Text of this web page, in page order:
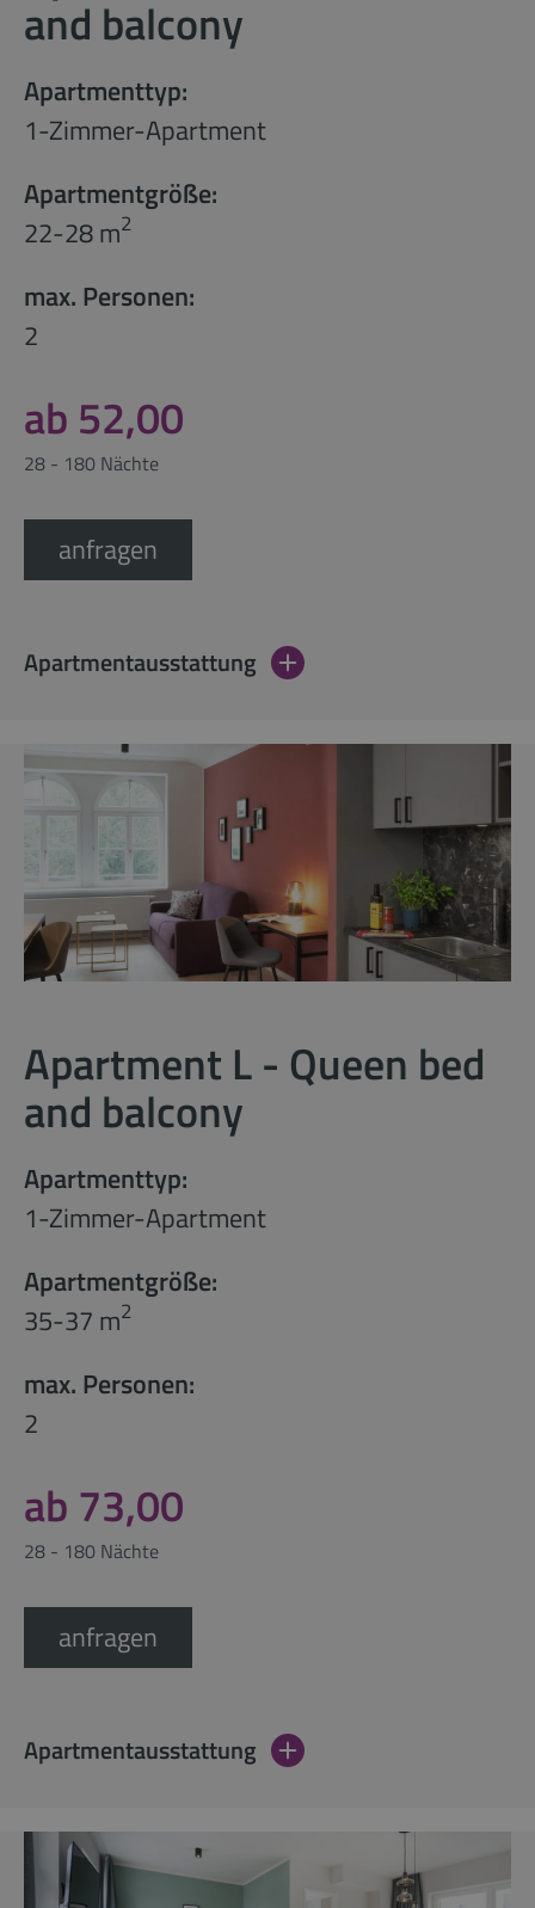
and balcony
Apartmenttyp:
1-Zimmer-Apartment
Apartmentgröße:
22-28 m2
max. Personen:
2
ab 52,00
28 - 180 Nächte
anfragen
Apartmentausstattung
Apartment L - Queen bed
and balcony
Apartmenttyp:
1-Zimmer-Apartment
Apartmentgröße:
35-37 m2
max. Personen:
2
ab 73,00
28 - 180 Nächte
anfragen
Apartmentausstattung